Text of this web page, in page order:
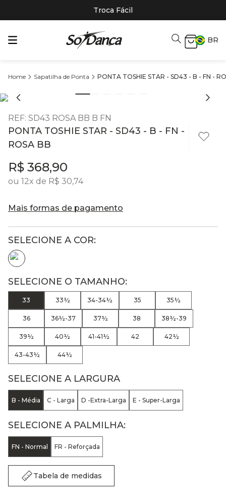
Troca Fácil
BR
Sapatilha de Ponta PONTA TOSHIE STAR - SD43 - B - FN -
REF: SD43 ROSA BB B FN
PONTA TOSHIE STAR - SD43 - B - FN -
ROSA BB
R$ 368,90
ou 12x de R$ 30,74
Mais formas de pagamento
33 33½ 34-34½ 35 35½
36 36½-37 37½ 38 38½-39
39½ 40½ 41-41½ 42 42½
43-43½ 44½
SELECIONE A LARGURA
B - Média C - Larga D -Extra-Larga E - Super-Larga
SELECIONE A PALMILHA:
FN - Normal FR - Reforçada
Tabela de medidas